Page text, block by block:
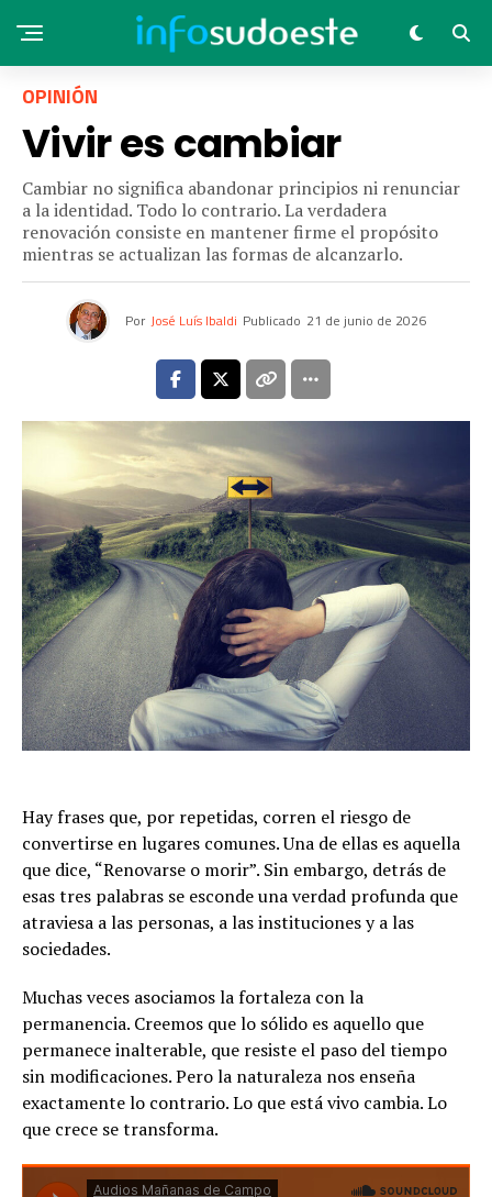
OPINIÓN
Vivir es cambiar
Cambiar no significa abandonar principios ni renunciar
a la identidad. Todo lo contrario. La verdadera
renovación consiste en mantener firme el propósito
mientras se actualizan las formas de alcanzarlo.
Por José Luís Ibaldi Publicado 21 de junio de 2026
Hay frases que, por repetidas, corren el riesgo de
convertirse en lugares comunes. Una de ellas es aquella
que dice, “Renovarse o morir”. Sin embargo, detrás de
esas tres palabras se esconde una verdad profunda que
atraviesa a las personas, a las instituciones y a las
sociedades.
Muchas veces asociamos la fortaleza con la
permanencia. Creemos que lo sólido es aquello que
permanece inalterable, que resiste el paso del tiempo
sin modificaciones. Pero la naturaleza nos enseña
exactamente lo contrario. Lo que está vivo cambia. Lo
que crece se transforma.